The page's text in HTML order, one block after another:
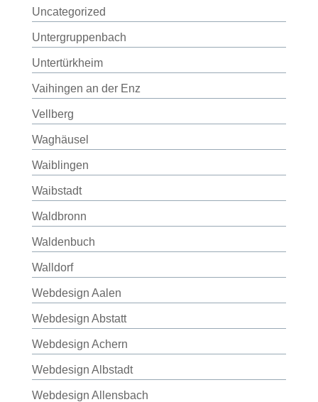
Uncategorized
Untergruppenbach
Untertürkheim
Vaihingen an der Enz
Vellberg
Waghäusel
Waiblingen
Waibstadt
Waldbronn
Waldenbuch
Walldorf
Webdesign Aalen
Webdesign Abstatt
Webdesign Achern
Webdesign Albstadt
Webdesign Allensbach